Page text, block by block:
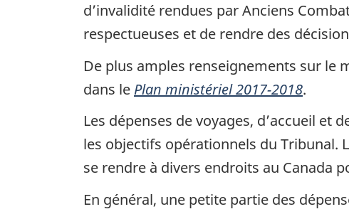
d’invalidité rendues par Anciens
respectueuses et de rendre des
De plus amples renseignements sur le
dans le Plan ministériel 2017-2018.
Les dépenses de voyages, d’accueil et
les objectifs opérationnels du Tribunal.
se rendre à divers endroits au Canada
En général, une petite partie des